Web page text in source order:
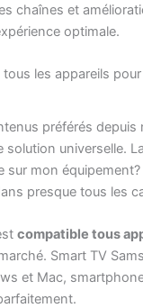
chaînes et
optimale.
les appareils
préférés depuis
solution universelle.
sur mon
presque tous les
compatible tous
Smart TV
et Mac,